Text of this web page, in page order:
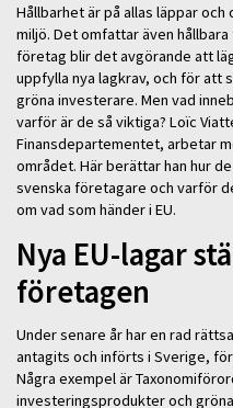
Hållbarhet är på allas läppar
miljö. Det omfattar även
företag blir det avgörande att
uppfylla nya lagkrav, och för att
gröna investerare. Men vad
varför är de så viktiga? Loïc
Finansdepartementet, arbetar
området. Här berättar han hur
svenska företagare och varför
om vad som händer i EU.
Nya EU-lagar
företagen
Under senare år har en rad
antagits och införts i Sverige,
Några exempel är
investeringsprodukter och